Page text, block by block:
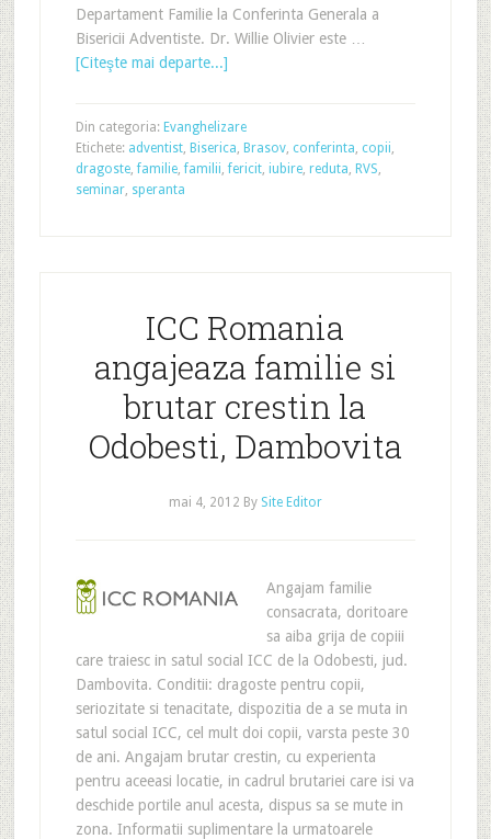
Departament Familie la Conferinta Generala a
Bisericii Adventiste. Dr. Willie Olivier este …
[Citeşte mai departe...]
Din categoria: Evanghelizare
Etichete: adventist, Biserica, Brasov, conferinta, copii,
dragoste,familie,familii,fericit, iubire, reduta, RVS,
seminar, speranta
ICC Romania
angajeaza familie si
brutar crestin la
Odobesti, Dambovita
mai 4, 2012 By Site Editor
Angajam familie
consacrata, doritoare
sa aiba grija de copiii
care traiesc in satul social ICC de la Odobesti, jud.
Dambovita. Conditii: dragoste pentru copii,
seriozitate si tenacitate, dispozitia de a se muta in
satul social ICC, cel mult doi copii, varsta peste 30
de ani. Angajam brutar crestin, cu experienta
pentru aceeasi locatie, in cadrul brutariei care isi va
deschide portile anul acesta, dispus sa se mute in
zona. Informatii suplimentare la urmatoarele